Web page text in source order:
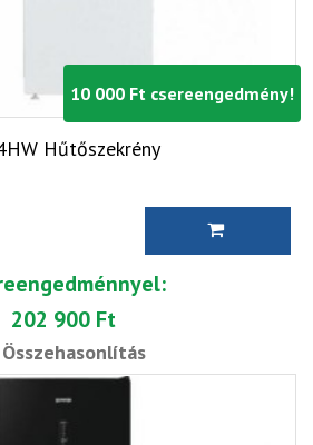
10 000 Ft csereengedmény!
Hűtőszekrény
202 900 Ft